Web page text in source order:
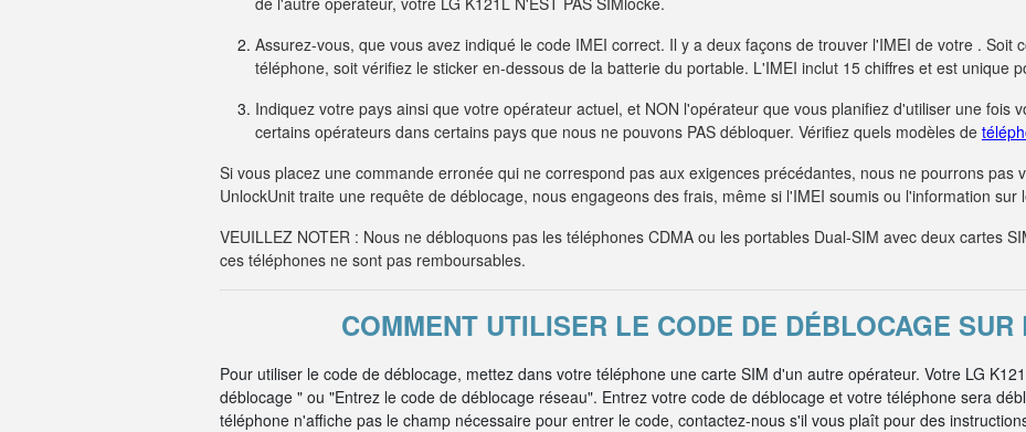
Assurez-vous, que vous avez indiqué le code IMEI correct. Il y a deux façons de trouver l'IMEI de votre . Soit
téléphone, soit vérifiez le sticker en-dessous de la batterie du portable. L'IMEI inclut 15 chiffres et est unique
Indiquez votre pays ainsi que votre opérateur actuel, et NON l'opérateur que vous planifiez d'utiliser une fois
certains opérateurs dans certains pays que nous ne pouvons PAS débloquer. Vérifiez quels modèles de
Si vous placez une commande erronée qui ne correspond pas aux exigences précédantes, nous ne pourrons pas
UnlockUnit traite une requête de déblocage, nous engageons des frais, même si l'IMEI soumis ou l'information sur
VEUILLEZ NOTER : Nous ne débloquons pas les téléphones CDMA ou les portables Dual-SIM avec deux cartes
ces téléphones ne sont pas remboursables.
COMMENT UTILISER LE CODE DE DÉBLOCAGE SUR
Pour utiliser le code de déblocage, mettez dans votre téléphone une carte SIM d'un autre opérateur. Votre LG
déblocage " ou "Entrez le code de déblocage réseau". Entrez votre code de déblocage et votre téléphone sera
téléphone n'affiche pas le champ nécessaire pour entrer le code, contactez-nous s'il vous plaît pour des